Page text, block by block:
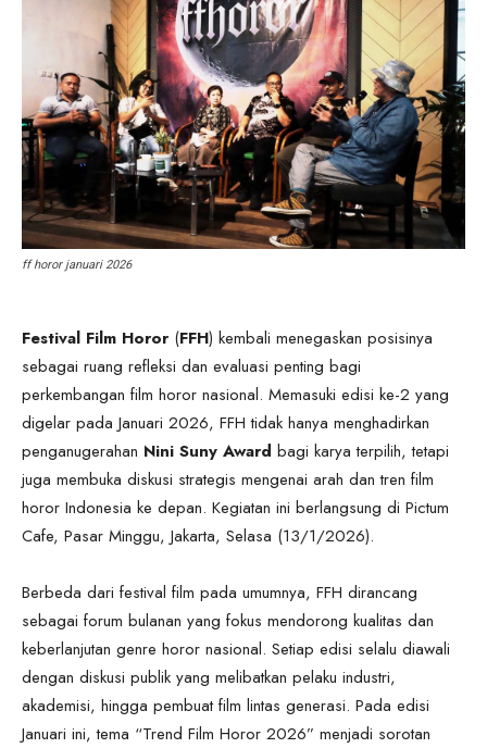
ff horor januari 2026
Festival Film Horor(FFH) kembali menegaskan posisinya
sebagai ruang refleksi dan evaluasi penting bagi
perkembangan film horor nasional. Memasuki edisi ke-2 yang
digelar pada Januari 2026, FFH tidak hanya menghadirkan
penganugerahan Nini Suny Award bagi karya terpilih, tetapi
juga membuka diskusi strategis mengenai arah dan tren film
horor Indonesia ke depan. Kegiatan ini berlangsung di Pictum
Cafe, Pasar Minggu, Jakarta, Selasa (13/1/2026).
Berbeda dari festival film pada umumnya, FFH dirancang
sebagai forum bulanan yang fokus mendorong kualitas dan
keberlanjutan genre horor nasional. Setiap edisi selalu diawali
dengan diskusi publik yang melibatkan pelaku industri,
akademisi, hingga pembuat film lintas generasi. Pada edisi
Januari ini, tema “Trend Film Horor 2026” menjadi sorotan